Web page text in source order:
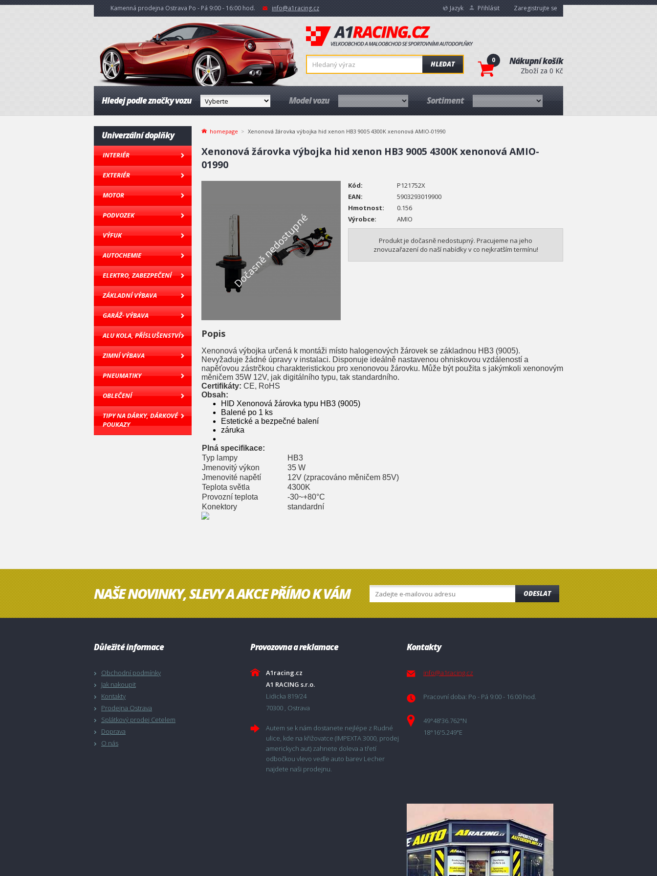
Kamenná prodejna Ostrava Po - Pá 9:00 - 16:00 hod. info@a1racing.cz Jazyk Přihlásit Zaregistrujte se
HLEDAT 0 Nákupní košík
Zboží za 0 Kč
Hledej podle značky vozu Model vozu Sortiment
Univerzální doplňky
INTERIÉR
EXTERIÉR
MOTOR
PODVOZEK
VÝFUK
AUTOCHEMIE
ELEKTRO, ZABEZPEČENÍ
ZÁKLADNÍ VÝBAVA
GARÁŽ- VÝBAVA
ALU KOLA, PŘÍSLUŠENSTVÍ
ZIMNÍ VÝBAVA
PNEUMATIKY
OBLEČENÍ
TIPY NA DÁRKY, DÁRKOVÉ
POUKAZY
homepage Xenonová žárovka výbojka hid xenon HB3 9005 4300K xenonová AMIO-01990
Xenonová žárovka výbojka hid xenon HB3 9005 4300K xenonová AMIO-
01990
Dočasně nedostupné
Kód:
P121752X
EAN:
5903293019900
Hmotnost:
0.156
Výrobce:
AMIO
Produkt je dočasně nedostupný. Pracujeme na jeho
znovuzařazení do naší nabídky v co nejkratším termínu!
Popis
Xenonová výbojka určená k montáži místo halogenových žárovek se základnou HB3 (9005).
Nevyžaduje žádné úpravy v instalaci. Disponuje ideálně nastavenou ohniskovou vzdáleností a
napěťovou zástrčkou charakteristickou pro xenonovou žárovku. Může být použita s jakýmkoli xenonovým
měničem 35W 12V, jak digitálního typu, tak standardního.
Certifikáty: CE, RoHS
Obsah:
HID Xenonová žárovka typu HB3 (9005)
Balené po 1 ks
Estetické a bezpečné balení
záruka
Plná specifikace:
Typ lampy
HB3
Jmenovitý výkon
35 W
Jmenovité napětí
12V (zpracováno měničem 85V)
Teplota světla
4300K
Provozní teplota
-30~+80°C
Konektory
standardní
NAŠE NOVINKY, SLEVY A AKCE PŘÍMO K VÁM ODESLAT
Důležité informace
Obchodní podmínky
Jak nakoupit
Kontakty
Prodejna Ostrava
Splátkový prodej Cetelem
Doprava
O nás
Provozovna a reklamace
A1racing.cz
A1 RACING s.r.o.
Lidicka 819/24
70300 , Ostrava
Autem se k nám dostanete nejlépe z Rudné
ulice, kde na křižovatce (IMPEXTA 3000, prodej
americkych aut) zahnete doleva a třetí
odbočkou vlevo vedle auto barev Lecher
najdete naši prodejnu.
Kontakty
info@a1racing.cz
Pracovní doba: Po - Pá 9:00 - 16:00 hod.
49°48'36.762"N
18°16'5.249"E